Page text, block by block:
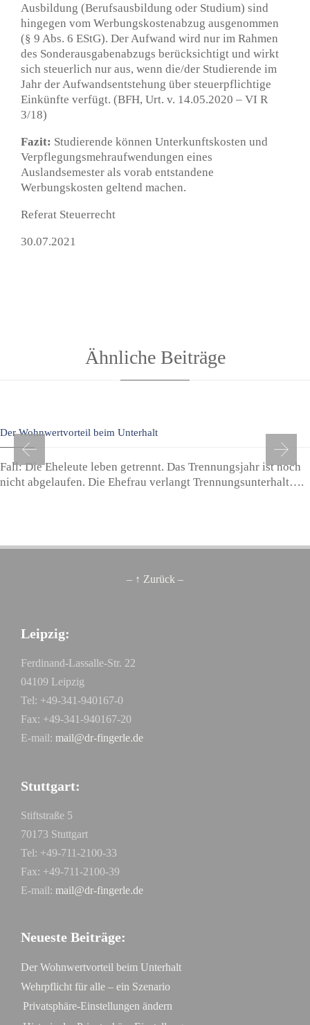
Ausbildung (Berufsausbildung oder Studium) sind
hingegen vom Werbungskostenabzug ausgenommen
(§ 9 Abs. 6 EStG). Der Aufwand wird nur im Rahmen
des Sonderausgabenabzugs berücksichtigt und wirkt
sich steuerlich nur aus, wenn die/der Studierende im
Jahr der Aufwandsentstehung über steuerpflichtige
Einkünfte verfügt. (BFH, Urt. v. 14.05.2020 – VI R
3/18)
Fazit: Studierende können Unterkunftskosten und
Verpflegungsmehraufwendungen eines
Auslandsemester als vorab entstandene
Werbungskosten geltend machen.
Referat Steuerrecht
30.07.2021
Ähnliche Beiträge
Der Wohnwertvorteil beim Unterhalt
Fall: Die Eheleute leben getrennt. Das Trennungsjahr ist noch
nicht abgelaufen. Die Ehefrau verlangt Trennungsunterhalt….
– ↑ Zurück –
Leipzig:
Ferdinand-Lassalle-Str. 22
04109 Leipzig
Tel: +49-341-940167-0
Fax: +49-341-940167-20
E-mail: mail@dr-fingerle.de
Stuttgart:
Stiftstraße 5
70173 Stuttgart
Tel: +49-711-2100-33
Fax: +49-711-2100-39
E-mail: mail@dr-fingerle.de
Neueste Beiträge:
Der Wohnwertvorteil beim Unterhalt
Wehrpflicht für alle – ein Szenario
Privatsphäre-Einstellungen ändern